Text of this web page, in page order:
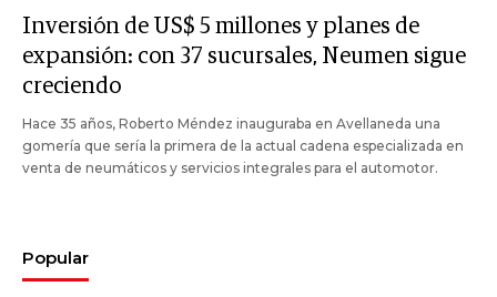
Inversión de US$ 5 millones y planes de
expansión: con 37 sucursales, Neumen sigue
creciendo
Hace 35 años, Roberto Méndez inauguraba en Avellaneda una
gomería que sería la primera de la actual cadena especializada en
venta de neumáticos y servicios integrales para el automotor.
Popular